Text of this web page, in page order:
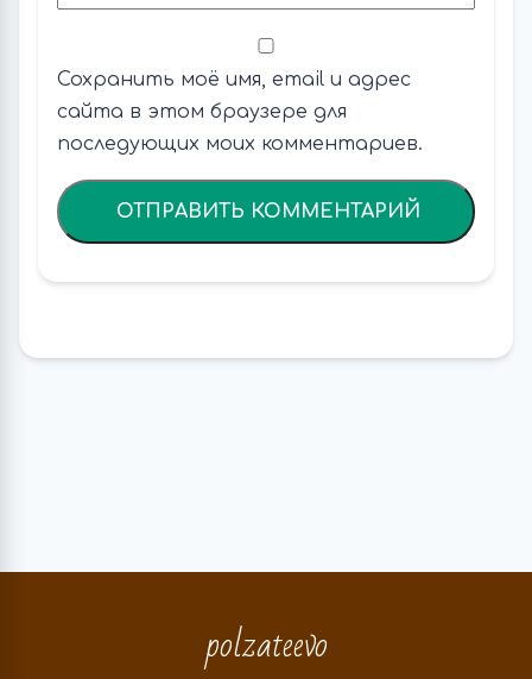
Сохранить моё имя, email и адрес
сайта в этом браузере для
последующих моих комментариев.
polzateevo